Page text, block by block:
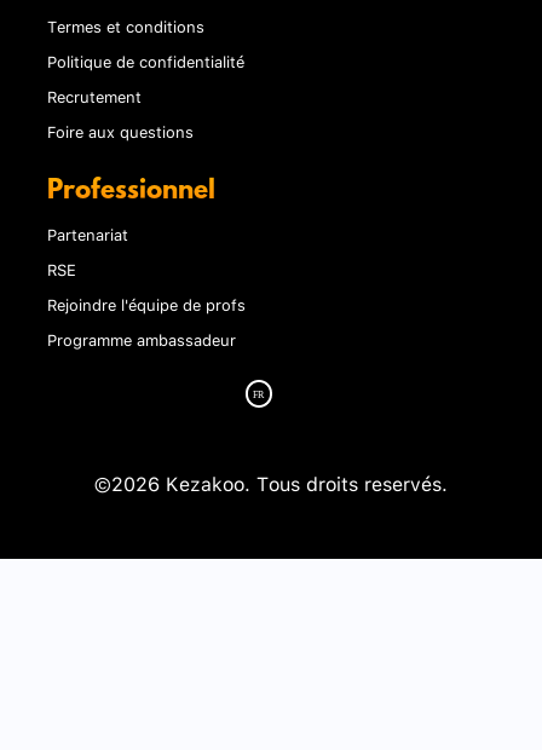
Termes et conditions
Politique de confidentialité
Recrutement
Foire aux questions
Professionnel
Partenariat
RSE
Rejoindre l'équipe de profs
Programme ambassadeur
©2026 Kezakoo. Tous droits reservés.